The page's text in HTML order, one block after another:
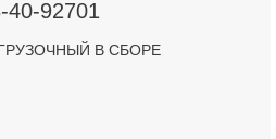
40-92701
В СБОРЕ